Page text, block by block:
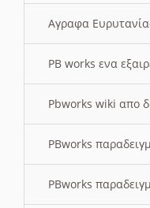
Αγραφα
PB works ενα
Pbworks wiki απο
PBworks
PBworks